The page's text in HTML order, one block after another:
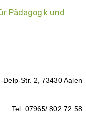
Pädagogik und
Delp-Str. 2, 73430 Aalen
Tel: 07965/ 802 72 58